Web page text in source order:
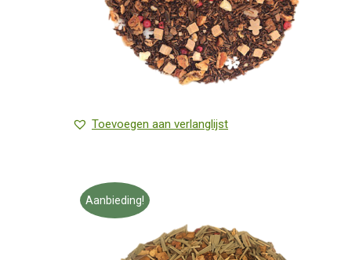
Toevoegen aan verlanglijst
Aanbieding!